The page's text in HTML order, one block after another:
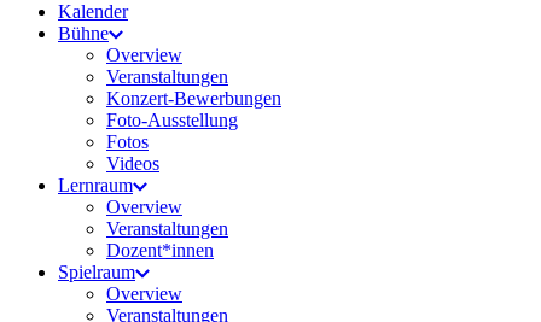
Kalender
Bühne
Overview
Veranstaltungen
Konzert-Bewerbungen
Foto-Ausstellung
Fotos
Videos
Lernraum
Overview
Veranstaltungen
Dozent*innen
Spielraum
Overview
Veranstaltungen